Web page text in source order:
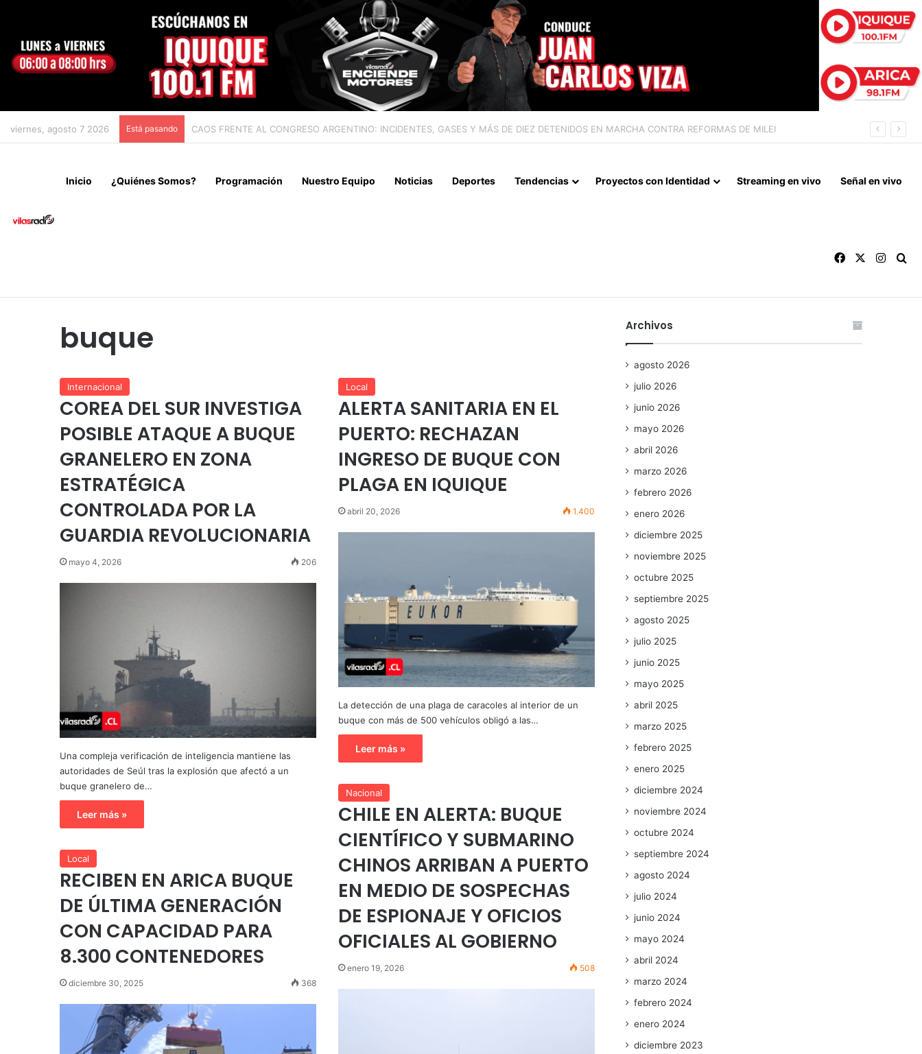
viernes, agosto 7 2026 Está pasando CHILE Y VENEZUELA OFICIALIZAN EL REINICIO DE RELACIONES CONSULARES Y AVANZAN HACIA LA NORMALIZACIÓN DE VÍNCULOS BILATERALES
Inicio ¿Quiénes Somos? Programación Nuestro Equipo Noticias Deportes Tendencias Proyectos con Identidad Streaming en vivo Señal en vivo
Facebook
buque
Internacional
COREA DEL SUR INVESTIGA
POSIBLE ATAQUE A BUQUE
GRANELERO EN ZONA
ESTRATÉGICA
CONTROLADA POR LA
GUARDIA REVOLUCIONARIA
mayo 4, 2026 206
Una compleja verificación de inteligencia mantiene las
autoridades de Seúl tras la explosión que afectó a un
buque granelero de…
Leer más »
Local
ALERTA SANITARIA EN EL
PUERTO: RECHAZAN
INGRESO DE BUQUE CON
PLAGA EN IQUIQUE
abril 20, 2026 1.400
La detección de una plaga de caracoles al interior de un
buque con más de 500 vehículos obligó a las…
Leer más »
Nacional
CHILE EN ALERTA: BUQUE
CIENTÍFICO Y SUBMARINO
CHINOS ARRIBAN A PUERTO
EN MEDIO DE SOSPECHAS
DE ESPIONAJE Y OFICIOS
OFICIALES AL GOBIERNO
enero 19, 2026 508
Local
RECIBEN EN ARICA BUQUE
DE ÚLTIMA GENERACIÓN
CON CAPACIDAD PARA
8.300 CONTENEDORES
diciembre 30, 2025 368
Archivos
agosto 2026
julio 2026
junio 2026
mayo 2026
abril 2026
marzo 2026
febrero 2026
enero 2026
diciembre 2025
noviembre 2025
octubre 2025
septiembre 2025
agosto 2025
julio 2025
junio 2025
mayo 2025
abril 2025
marzo 2025
febrero 2025
enero 2025
diciembre 2024
noviembre 2024
octubre 2024
septiembre 2024
agosto 2024
julio 2024
junio 2024
mayo 2024
abril 2024
marzo 2024
febrero 2024
enero 2024
diciembre 2023